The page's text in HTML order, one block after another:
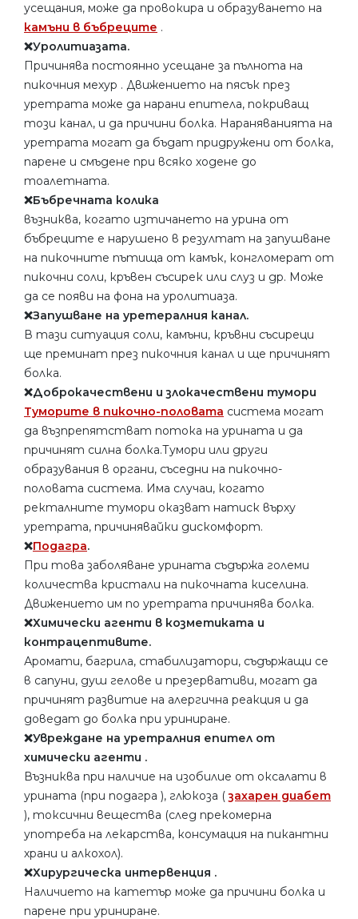
усещания, може да провокира и образуването на
камъни в бъбреците .
❌Уролитиазата.
Причинява постоянно усещане за пълнота на
пикочния мехур . Движението на пясък през
уретрата може да нарани епитела, покриващ
този канал, и да причини болка. Нараняванията на
уретрата могат да бъдат придружени от болка,
парене и смъдене при всяко ходене до
тоалетната.
❌Бъбречната колика
възниква, когато изтичането на урина от
бъбреците е нарушено в резултат на запушване
на пикочните пътища от камък, конгломерат от
пикочни соли, кръвен съсирек или слуз и др. Може
да се появи на фона на уролитиаза.
❌Запушване на уретералния канал.
В тази ситуация соли, камъни, кръвни съсиреци
ще преминат през пикочния канал и ще причинят
болка.
❌Доброкачествени и злокачествени тумори
Туморите в пикочно-половата система могат
да възпрепятстват потока на урината и да
причинят силна болка.Тумори или други
образувания в органи, съседни на пикочно-
половата система. Има случаи, когато
ректалните тумори оказват натиск върху
уретрата, причинявайки дискомфорт.
❌Подагра.
При това заболяване урината съдържа големи
количества кристали на пикочната киселина.
Движението им по уретрата причинява болка.
❌Химически агенти в козметиката и
контрацептивите.
Аромати, багрила, стабилизатори, съдържащи се
в сапуни, душ гелове и презервативи, могат да
причинят развитие на алергична реакция и да
доведат до болка при уриниране.
❌Увреждане на уретралния епител от
химически агенти .
Възниква при наличие на изобилие от оксалати в
урината (при подагра ), глюкоза (захарен диабет
), токсични вещества (след прекомерна
употреба на лекарства, консумация на пикантни
храни и алкохол).
❌Хирургическа интервенция .
Наличието на катетър може да причини болка и
парене при уриниране.